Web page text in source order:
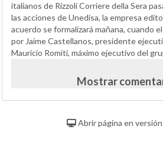
italianos de Rizzoli Corriere della Sera
las acciones de Unedisa, la empresa
acuerdo se formalizará mañana, cuando
por Jaime Castellanos, presidente
Mauricio Romiti, máximo ejecutivo del
Mostrar
Abrir página en